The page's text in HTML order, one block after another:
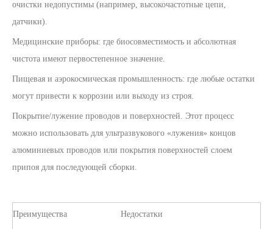
очистки недопустимы (например, высокочастотные цепи,
датчики).
Медицинские приборы: где биосовместимость и абсолютная
чистота имеют первостепенное значение.
Пищевая и аэрокосмическая промышленность: где любые остатки
могут привести к коррозии или выходу из строя.
Покрытие/лужение проводов и поверхностей. Этот процесс
можно использовать для ультразвукового «лужения» концов
алюминиевых проводов или покрытия поверхностей слоем
припоя для последующей сборки.
Преимущества Недостатки